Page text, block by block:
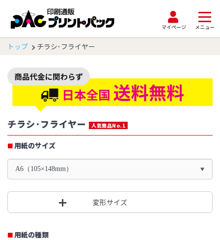
マイページ メニュー
トップ チラシ･フライヤー
チラシ･フライヤー 人気商品No.1
用紙のサイズ
A6（105×148mm）
変形サイズ
用紙の種類